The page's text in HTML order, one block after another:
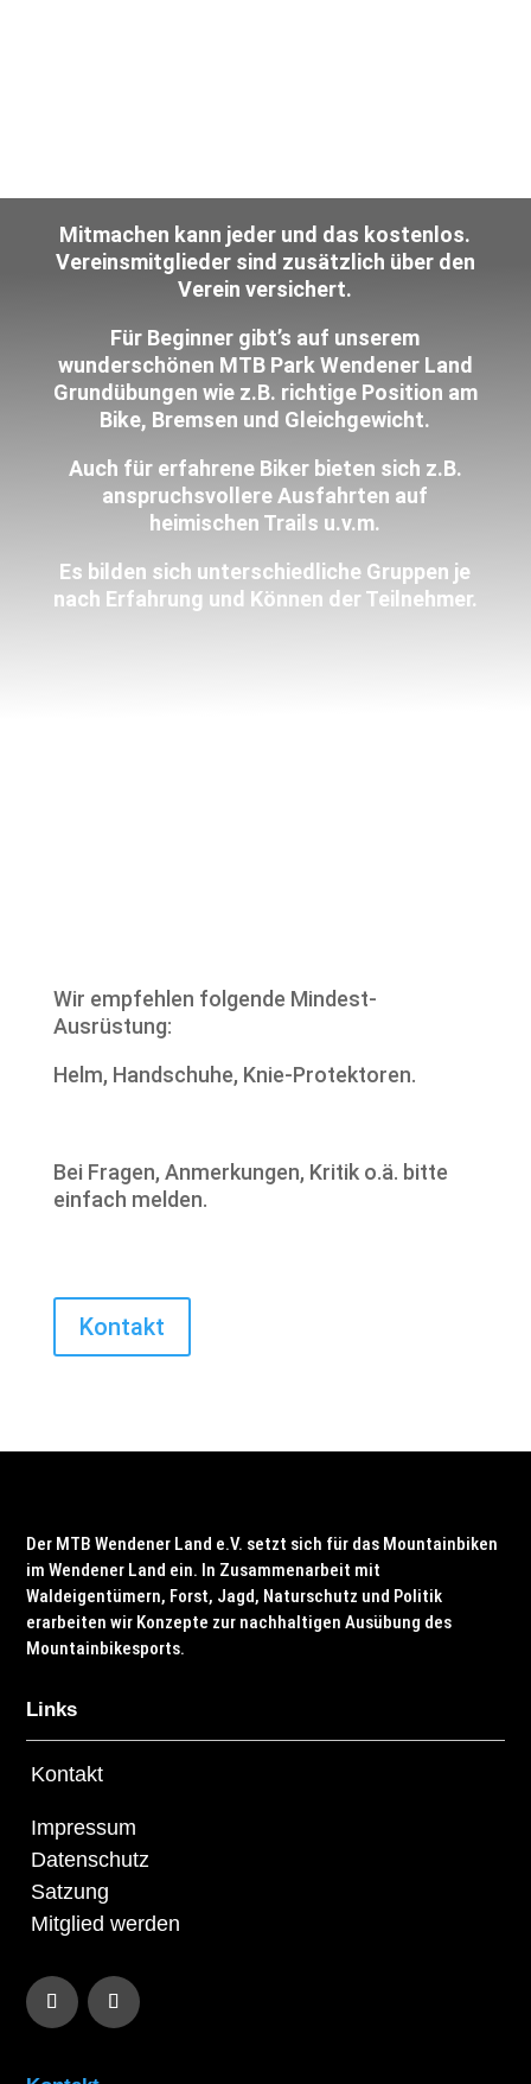
Mitmachen kann jeder und das kostenlos.
Vereinsmitglieder sind zusätzlich über den
Verein versichert.
Für Beginner gibt’s auf unserem
wunderschönen MTB Park Wendener Land
Grundübungen wie z.B. richtige Position am
Bike, Bremsen und Gleichgewicht.
Auch für erfahrene Biker bieten sich z.B.
anspruchsvollere Ausfahrten auf
heimischen Trails u.v.m.
Es bilden sich unterschiedliche Gruppen je
nach Erfahrung und Können der Teilnehmer.
Wir empfehlen folgende Mindest-
Ausrüstung:
Helm, Handschuhe, Knie-Protektoren.
Bei Fragen, Anmerkungen, Kritik o.ä. bitte
einfach melden.
Kontakt
Der MTB Wendener Land e.V. setzt sich für das Mountainbiken
im Wendener Land ein. In Zusammenarbeit mit
Waldeigentümern, Forst, Jagd, Naturschutz und Politik
erarbeiten wir Konzepte zur nachhaltigen Ausübung des
Mountainbikesports.
Links
Kontakt
Impressum
Datenschutz
Satzung
Mitglied werden